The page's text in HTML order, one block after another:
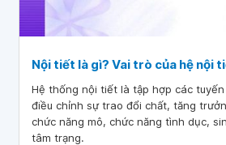
Nội tiết là gì? Vai trò của hệ nội
Hệ thống nội tiết là tập hợp các
điều chỉnh sự trao đổi chất, tăng
chức năng mô, chức năng tình dục,
tâm trạng.